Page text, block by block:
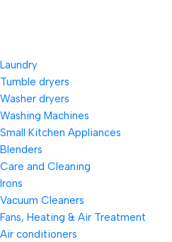
Laundry
Tumble dryers
Washer dryers
Washing Machines
Small Kitchen Appliances
Blenders
Care and Cleaning
Irons
Vacuum Cleaners
Fans, Heating & Air Treatment
Air conditioners